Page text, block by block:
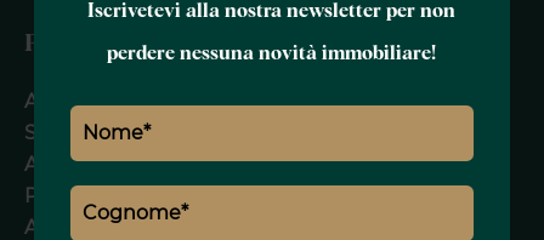
Iscrivetevi alla nostra newsletter per non
perdere nessuna novità immobiliare!
Prestazioni
Aria condizionata
Serrande elettriche
Ascensore
Palestra
Allarme